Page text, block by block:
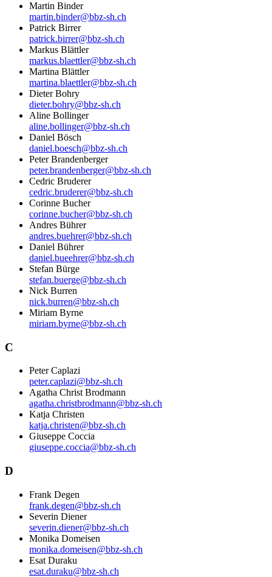
Martin Binder
martin.binder@bbz-sh.ch
Patrick Birrer
patrick.birrer@bbz-sh.ch
Markus Blättler
markus.blaettler@bbz-sh.ch
Martina Blättler
martina.blaettler@bbz-sh.ch
Dieter Bohry
dieter.bohry@bbz-sh.ch
Aline Bollinger
aline.bollinger@bbz-sh.ch
Daniel Bösch
daniel.boesch@bbz-sh.ch
Peter Brandenberger
peter.brandenberger@bbz-sh.ch
Cedric Bruderer
cedric.bruderer@bbz-sh.ch
Corinne Bucher
corinne.bucher@bbz-sh.ch
Andres Bührer
andres.buehrer@bbz-sh.ch
Daniel Bührer
daniel.bueehrer@bbz-sh.ch
Stefan Bürge
stefan.buerge@bbz-sh.ch
Nick Burren
nick.burren@bbz-sh.ch
Miriam Byrne
miriam.byrne@bbz-sh.ch
C
Peter Caplazi
peter.caplazi@bbz-sh.ch
Agatha Christ Brodmann
agatha.christbrodmann@bbz-sh.ch
Katja Christen
katja.christen@bbz-sh.ch
Giuseppe Coccia
giuseppe.coccia@bbz-sh.ch
D
Frank Degen
frank.degen@bbz-sh.ch
Severin Diener
severin.diener@bbz-sh.ch
Monika Domeisen
monika.domeisen@bbz-sh.ch
Esat Duraku
esat.duraku@bbz-sh.ch